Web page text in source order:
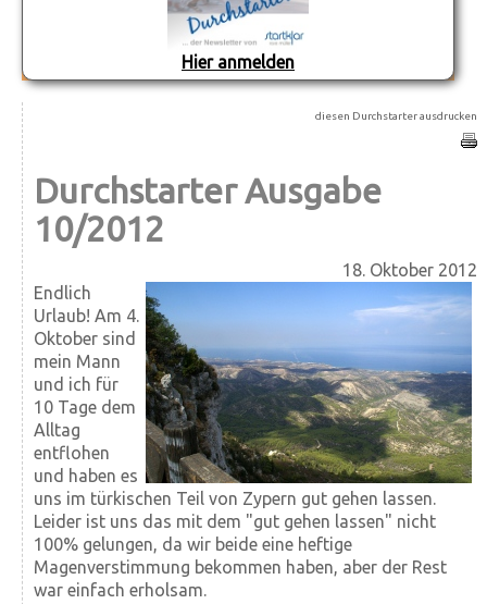
Hier anmelden
diesen Durchstarter ausdrucken
Durchstarter Ausgabe
10/2012
18. Oktober 2012
Endlich
Urlaub! Am 4.
Oktober sind
mein Mann
und ich für
10 Tage dem
Alltag
entflohen
und haben es
uns im türkischen Teil von Zypern gut gehen lassen.
Leider ist uns das mit dem "gut gehen lassen" nicht
100% gelungen, da wir beide eine heftige
Magenverstimmung bekommen haben, aber der Rest
war einfach erholsam.